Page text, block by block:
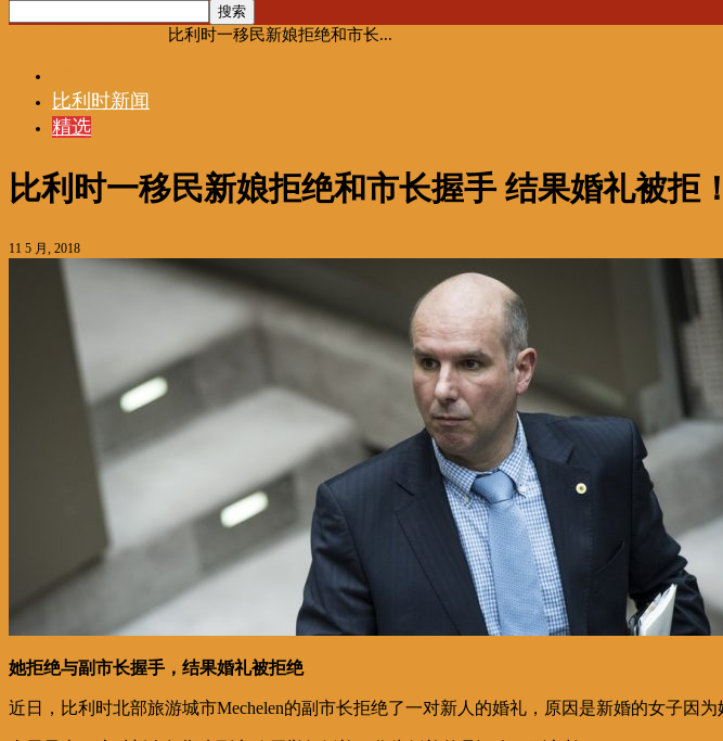
比利时一移民新娘拒绝和市长...
比利时新闻
精选
比利时一移民新娘拒绝和市长握手 结果婚礼被拒！
11 5 月, 2018
她拒绝与副市长握手，结果婚礼被拒绝
近日，比利时北部旅游城市Mechelen的副市长拒绝了一对新人的婚礼，原因是新婚的女子因为